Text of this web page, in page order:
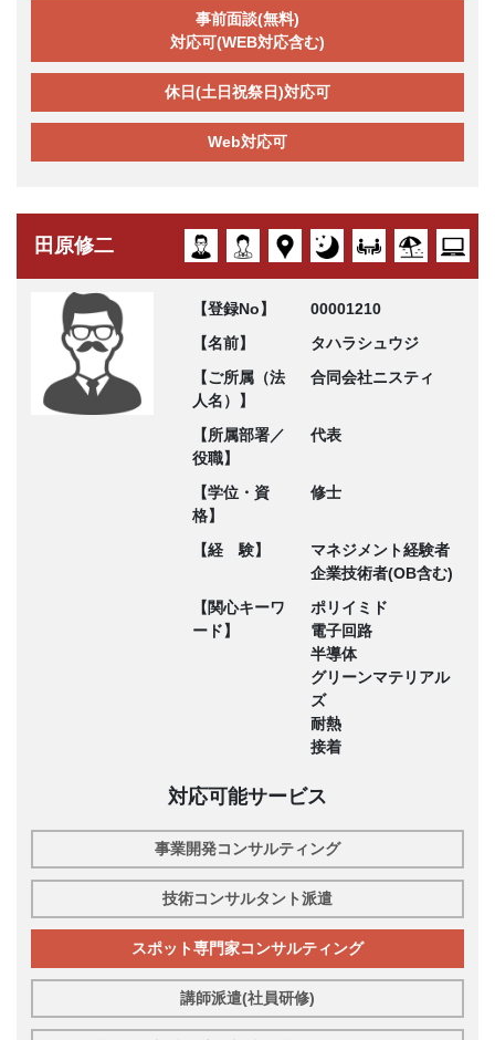
事前面談(無料)
対応可(WEB対応含む)
休日(土日祝祭日)対応可
Web対応可
田原修二
【登録No】
00001210
【名前】
タハラシュウジ
【ご所属（法
人名）】
合同会社ニスティ
【所属部署／
役職】
代表
【学位・資
格】
修士
【経 験】
マネジメント経験者
企業技術者(OB含む)
【関心キーワ
ード】
ポリイミド
電子回路
半導体
グリーンマテリアル
ズ
耐熱
接着
対応可能サービス
事業開発コンサルティング
技術コンサルタント派遣
スポット専門家コンサルティング
講師派遣(社員研修)